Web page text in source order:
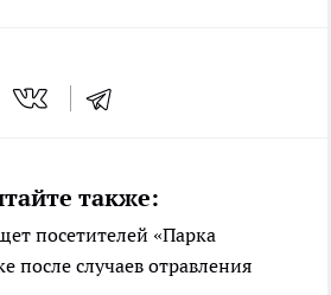
также:
посетителей «Парка
после случаев отравления